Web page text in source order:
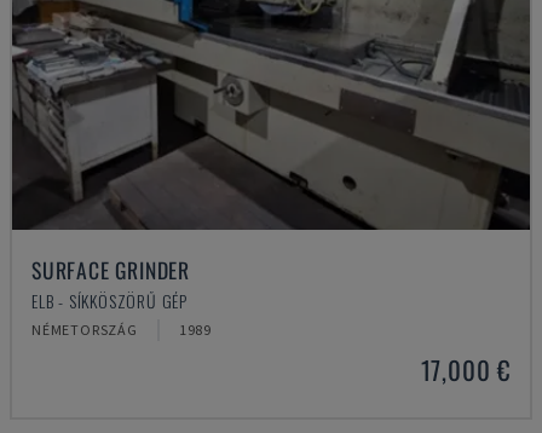
SURFACE GRINDER
ELB - SÍKKÖSZÖRŰ GÉP
NÉMETORSZÁG 1989
17,000 €